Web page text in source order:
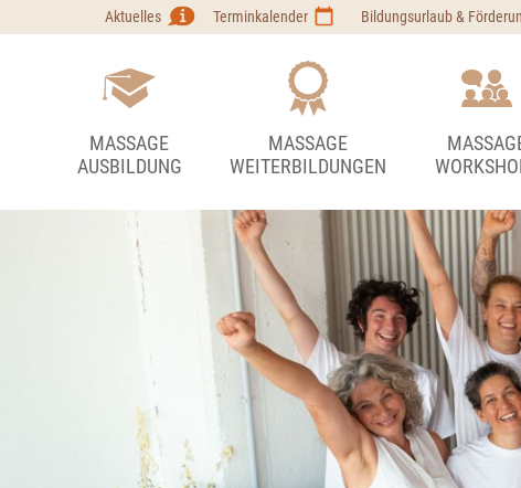
Aktuelles Terminkalender Bildungsurlaub &
MASSAGE
AUSBILDUNG
MASSAGE
WEITERBILDUNGEN